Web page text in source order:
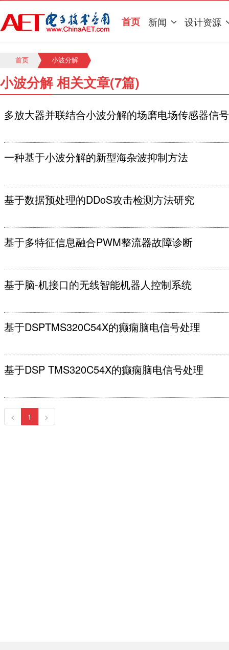
首页 新闻 设计资源
首页 小波分解
小波分解 相关文章(7篇)
多放大器并联结合小波分解的场磨电场传感器信
一种基于小波分解的新型海杂波抑制方法
基于数据预处理的DDoS攻击检测方法研究
基于多特征信息融合PWM整流器故障诊断
基于脑-机接口的无线智能机器人控制系统
基于DSPTMS320C54X的癫痫脑电信号处理
基于DSP TMS320C54X的癫痫脑电信号处理
< 1 >